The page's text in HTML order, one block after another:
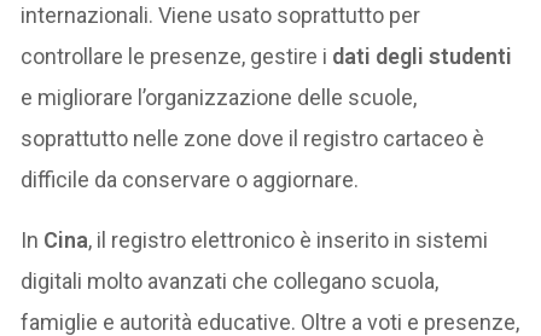
internazionali. Viene usato soprattutto per
controllare le presenze, gestire i dati degli studenti
e migliorare l’organizzazione delle scuole,
soprattutto nelle zone dove il registro cartaceo è
difficile da conservare o aggiornare.
In Cina, il registro elettronico è inserito in sistemi
digitali molto avanzati che collegano scuola,
famiglie e autorità educative. Oltre a voti e presenze,